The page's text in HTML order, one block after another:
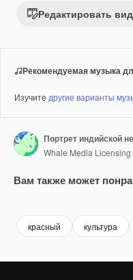
Редактировать
Рекомендуемая музыка
Изучите другие варианты
Портрет индийской
Whale Media Licensing
Вам также может
красный культура